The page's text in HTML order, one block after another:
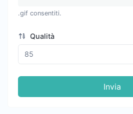
.gif consentiti.
Qualità
Invia